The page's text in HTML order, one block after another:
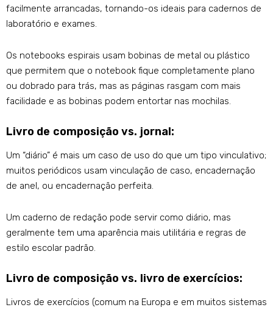
facilmente arrancadas, tornando-os ideais para cadernos de
laboratório e exames.
Os notebooks espirais usam bobinas de metal ou plástico
que permitem que o notebook fique completamente plano
ou dobrado para trás, mas as páginas rasgam com mais
facilidade e as bobinas podem entortar nas mochilas.
Livro de composição vs. jornal:
Um “diário” é mais um caso de uso do que um tipo vinculativo;
muitos periódicos usam vinculação de caso, encadernação
de anel, ou encadernação perfeita.
Um caderno de redação pode servir como diário, mas
geralmente tem uma aparência mais utilitária e regras de
estilo escolar padrão.
Livro de composição vs. livro de exercícios:
Livros de exercícios (comum na Europa e em muitos sistemas